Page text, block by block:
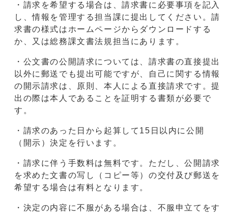
・請求を希望する場合は、請求書に必要事項を記入
し、情報を管理する担当課に提出してください。請
求書の様式はホームページからダウンロードする
か、又は総務課文書法規担当にあります。
・公文書の公開請求については、請求書の直接提出
以外に郵送でも提出可能ですが、自己に関する情報
の開示請求は、原則、本人による直接請求です。提
出の際は本人であることを証明する書類が必要で
す。
・請求のあった日から起算して15日以内に公開
（開示）決定を行います。
・請求に伴う手数料は無料です。ただし、公開請求
を求めた文書の写し（コピー等）の交付及び郵送を
希望する場合は有料となります。
・決定の内容に不服がある場合は、不服申立てをす